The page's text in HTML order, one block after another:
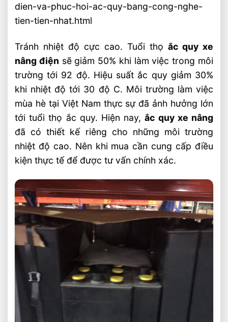
dien-va-phuc-hoi-ac-quy-bang-cong-nghe-
tien-tien-nhat.html
Tránh nhiệt độ cực cao. Tuổi thọ ắc quy xe
nâng điện sẽ giảm 50% khi làm việc trong môi
trường tới 92 độ. Hiệu suất ắc quy giảm 30%
khi nhiệt độ tới 30 độ C. Môi trường làm việc
mùa hè tại Việt Nam thực sự đã ảnh hưởng lớn
tới tuổi thọ ắc quy. Hiện nay,ắc quy xe nâng
đã có thiết kế riêng cho những môi trường
nhiệt độ cao. Nên khi mua cần cung cấp điều
kiện thực tế để được tư vấn chính xác.